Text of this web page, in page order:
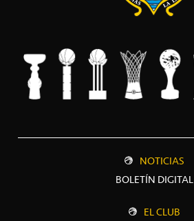
NOTICIAS
BOLETÍN DIGITAL
EL CLUB